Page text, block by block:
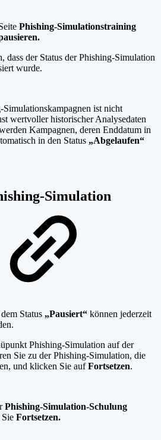
Phishing-Simulationstraining
dass der Status der Phishing-Simulation
wurde.
ist nicht
wertvoller historischer Analysedaten
Kampagnen, deren Enddatum in
in den Status „Abgelaufen“
Simulation
Status „Pausiert“ können jederzeit
Phishing-Simulation auf der
Sie zu der Phishing-Simulation, die
und klicken Sie aufFortsetzen.
Phishing-Simulation-Schulung
Fortsetzen.